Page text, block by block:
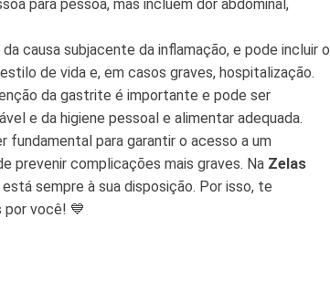
para pessoa, mas incluem dor abdominal,
causa subjacente da inflamação, e pode incluir o
de vida e, em casos graves, hospitalização.
da gastrite é importante e pode ser
e da higiene pessoal e alimentar adequada.
fundamental para garantir o acesso a um
prevenir complicações mais graves. Na Zelas
sempre à sua disposição. Por isso, te
por você! 💙